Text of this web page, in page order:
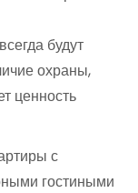
будут
охраны,
ценность
с
гостиными